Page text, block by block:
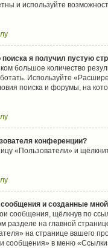
и используйте
поиска я получил пустую
большое количество
Используйте
поиска и форумы, на
конференции?
«Пользователи» и
сообщения и созданные
сообщения, щёлкнув по
разделе на главной
на странице вашего
сообщения» в меню